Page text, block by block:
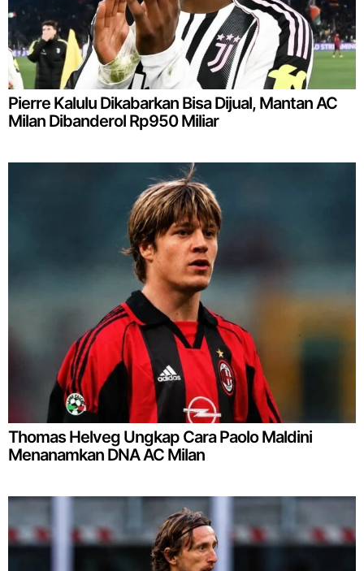
Pierre Kalulu Dikabarkan Bisa Dijual, Mantan AC
Milan Dibanderol Rp950 Miliar
Thomas Helveg Ungkap Cara Paolo Maldini
Menanamkan DNA AC Milan